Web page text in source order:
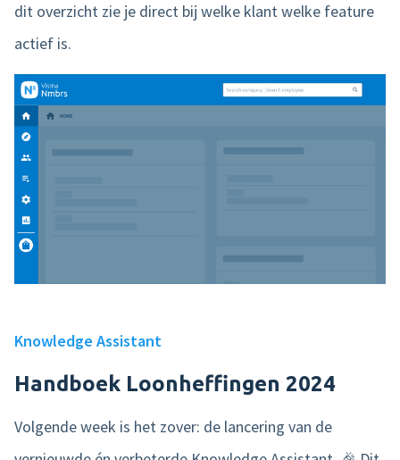
dit overzicht zie je direct bij welke klant welke feature
actief is.
Knowledge Assistant
Handboek Loonheffingen 2024
Volgende week is het zover: de lancering van de